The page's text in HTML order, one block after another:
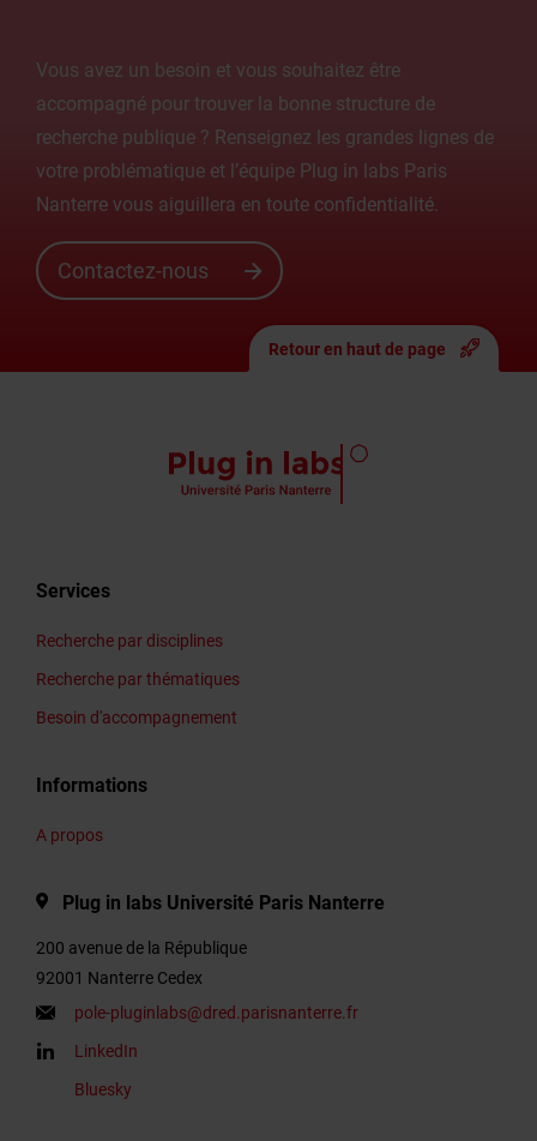
Vous avez un besoin et vous souhaitez être
accompagné pour trouver la bonne structure de
recherche publique ? Renseignez les grandes lignes de
votre problématique et l’équipe Plug in labs Paris
Nanterre vous aiguillera en toute confidentialité.
Contactez-nous
Services
Recherche par disciplines
Recherche par thématiques
Besoin d'accompagnement
Informations
A propos
Plug in labs Université Paris Nanterre
200 avenue de la République
92001 Nanterre Cedex
pole-pluginlabs@dred.parisnanterre.fr
LinkedIn
Bluesky
Retour en haut de page